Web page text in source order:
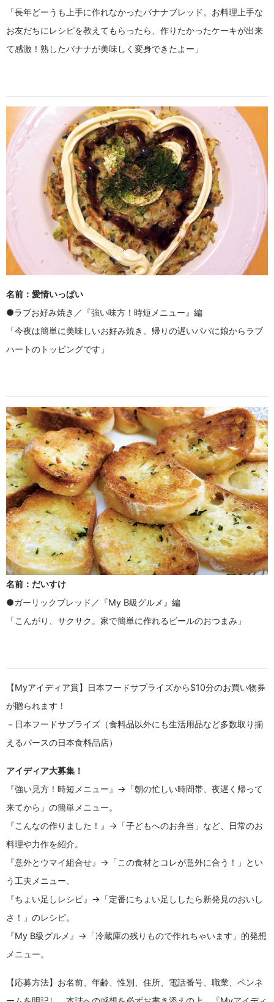
「長年どーうも上手に作れなかったバナナブレッド。お料理上手な
お友だちにレシピを教えてもらったら、作りたかったケーキが出来
て感激！熟したバナナが美味しく変身できたよー」
名前：愛情いっぱい
●ラブお好み焼き／『強い味方！時短メニュー』編
「今夜は簡単に美味しいお好み焼き。帰りの遅いパパに娘からラブ
ハートのトッピングです」
名前：だいすけ
●ガーリックブレッド／『My B級グルメ』編
「こんがり、サクサク。家で簡単に作れるビールのおつまみ」
【Myアイディア賞】日本フードサプライズから$10分のお買い物券
が贈られます！
－日本フードサプライズ（食料品以外にも生活用品など多数取り揃
えるパースの日本食料品店）
アイディア大募集！
『強い見方！時短メニュー』→「朝の忙しい時間帯、夜遅く帰って
来てから」の簡単メニュー。
『こんなの作りました！』→「子どもへのお弁当」など、日常のお
料理や力作を紹介。
『意外とウマイ組合せ』→「この食材とコレが意外に合う！」とい
う工夫メニュー。
『ちょい足しレシピ』→「定番にちょい足ししたら新発見のおいし
さ！」のレシピ。
『My B級グルメ』→「冷蔵庫の残りもので作れちゃいます」的発想
メニュー。
【応募方法】お名前、年齢、性別、住所、電話番号、職業、ペンネ